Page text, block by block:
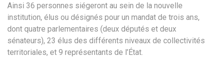
Ainsi 36 personnes siégeront au sein de la nouvelle
institution, élus ou désignés pour un mandat de trois ans,
dont quatre parlementaires (deux députés et deux
sénateurs), 23 élus des différents niveaux de collectivités
territoriales, et 9 représentants de l’État.